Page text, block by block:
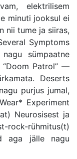
elektrilisem
minuti jooksul ei
nii tume ja siiras,
Symptoms
sümpaatne
“Doom Patrol” —
Deserts
purjus jumal,
Experiment
Neurosisest ja
rock-rühmitus(t)
aga jälle nagu